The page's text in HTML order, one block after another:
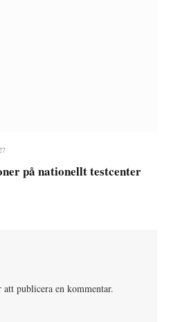
på nationellt testcenter
att publicera en kommentar.